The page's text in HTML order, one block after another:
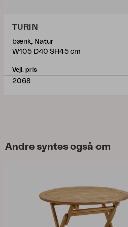
TURIN
bænk, Natur
W105 D40 SH45 cm
Vejl. pris
2068
Andre syntes også om